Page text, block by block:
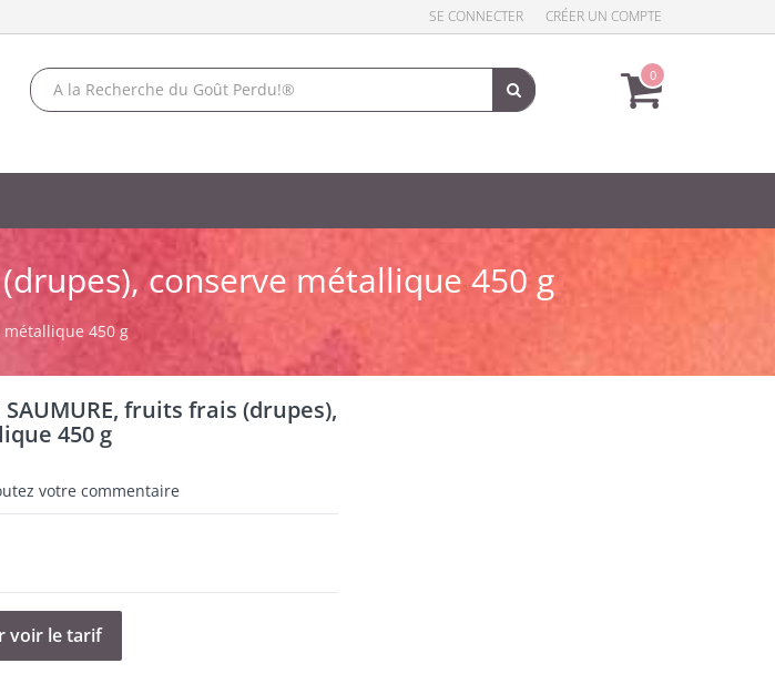
SE CONNECTER CRÉER UN COMPTE
0
(drupes), conserve métallique 450 g
métallique 450 g
SAUMURE, fruits frais (drupes),
450 g
votre commentaire
voir le tarif